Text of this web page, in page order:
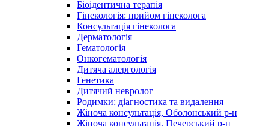
Біоідентична терапія
Гінекологія: прийом гінеколога
Консультація гінеколога
Дерматологія
Гематологія
Онкогематологія
Дитяча алергологія
Генетика
Дитячий невролог
Родимки: діагностика та видалення
Жіноча консультація, Оболонський р-н
Жіноча консультація, Печерський р-н